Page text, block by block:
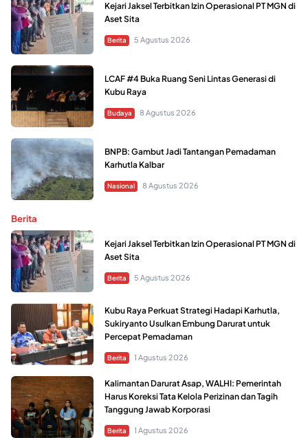
Kejari Jaksel Terbitkan Izin Operasional PT MGN di
Aset Sita
Berita 5 Agustus 2026
LCAF #4 Buka Ruang Seni Lintas Generasi di
Kubu Raya
Budaya 8 Agustus 2026
BNPB: Gambut Jadi Tantangan Pemadaman
Karhutla Kalbar
Nasional 8 Agustus 2026
Berita
Kejari Jaksel Terbitkan Izin Operasional PT MGN di
Aset Sita
Berita 5 Agustus 2026
Kubu Raya Perkuat Strategi Hadapi Karhutla,
Sukiryanto Usulkan Embung Darurat untuk
Percepat Pemadaman
Berita 1 Agustus 2026
Kalimantan Darurat Asap, WALHI: Pemerintah
Harus Koreksi Tata Kelola Perizinan dan Tagih
Tanggung Jawab Korporasi
Berita 1 Agustus 2026